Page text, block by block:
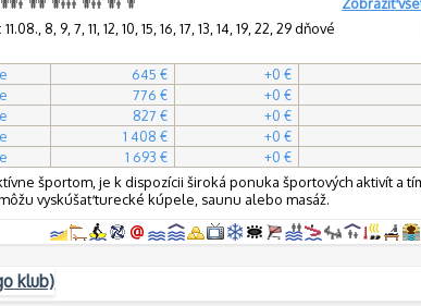
8, 9, 7, 11, 12, 10, 15, 16, 17, 13, 14, 19, 22, 29 dňové
645 € +0 €
776 € +0 €
827 € +0 €
1 408 € +0 €
1 693 € +0 €
športom, je k dispozícii široká ponuka športových aktivít a
vyskúšať turecké kúpele, saunu alebo masáž.
klub)